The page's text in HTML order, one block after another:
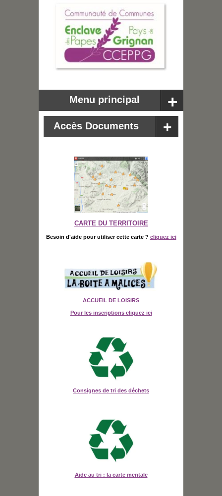
Menu principal
Accès Documents
CARTE DU TERRITOIRE
Besoin d'aide pour utiliser cette carte ? cliquez ici
ACCUEIL DE LOISIRS
Pour les inscriptions cliquez ici
Consignes de tri des déchets
Aide au tri : la carte mentale